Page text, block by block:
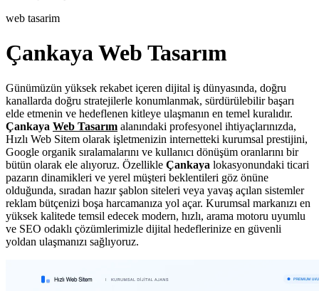
web tasarim
Çankaya Web Tasarım
Günümüzün yüksek rekabet içeren dijital iş dünyasında, doğru
kanallarda doğru stratejilerle konumlanmak, sürdürülebilir başarı
elde etmenin ve hedeflenen kitleye ulaşmanın en temel kuralıdır.
Çankaya Web Tasarım alanındaki profesyonel ihtiyaçlarınızda,
Hızlı Web Sitem olarak işletmenizin internetteki kurumsal prestijini,
Google organik sıralamalarını ve kullanıcı dönüşüm oranlarını bir
bütün olarak ele alıyoruz. Özellikle Çankaya lokasyonundaki ticari
pazarın dinamikleri ve yerel müşteri beklentileri göz önüne
olduğunda, sıradan hazır şablon siteleri veya yavaş açılan sistemler
reklam bütçenizi boşa harcamanıza yol açar. Kurumsal markanızı en
yüksek kalitede temsil edecek modern, hızlı, arama motoru uyumlu
ve SEO odaklı çözümlerimizle dijital hedeflerinize en güvenli
yoldan ulaşmanızı sağlıyoruz.